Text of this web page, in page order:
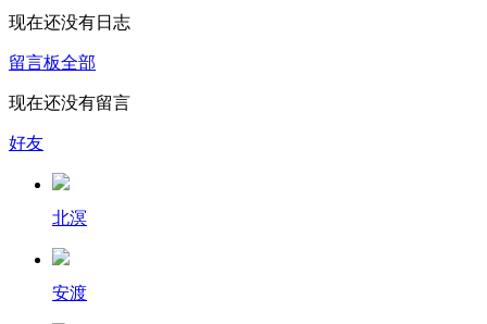
现在还没有日志
留言板全部
现在还没有留言
好友
北溟
安渡